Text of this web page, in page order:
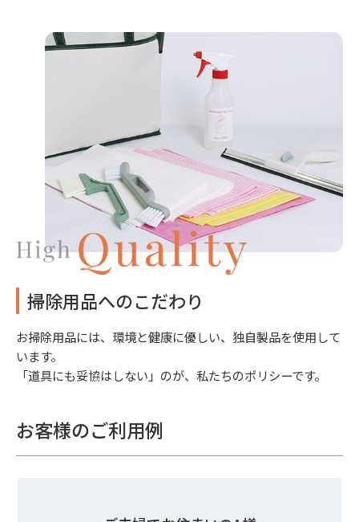
掃除用品へのこだわり
お掃除用品には、環境と健康に優しい、独自製品を使用して
います。
「道具にも妥協はしない」のが、私たちのポリシーです。
お客様のご利用例